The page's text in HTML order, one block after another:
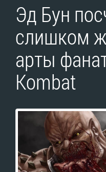
Эд Бун
слишком
арты
Kombat